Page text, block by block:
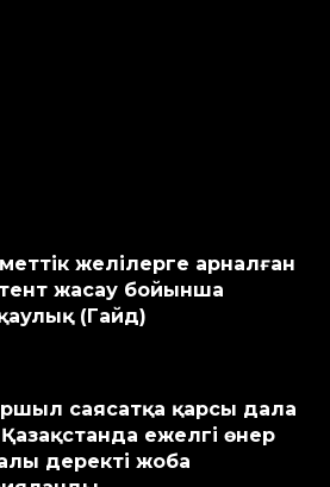
желілерге арналған
жасау бойынша
(Гайд)
саясатқа қарсы дала
Қазақстанда ежелгі өнер
деректі жоба